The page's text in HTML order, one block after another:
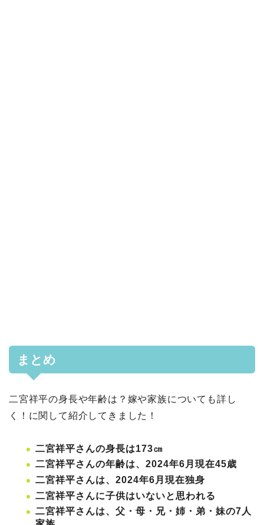
まとめ
二宮祥平の身長や年齢は？嫁や家族についても詳し
く！に関して紹介してきました！
二宮祥平さんの身長は173㎝
二宮祥平さんの年齢は、2024年6月現在45歳
二宮祥平さんは、2024年6月現在独身
二宮祥平さんに子供はいないと思われる
二宮祥平さんは、父・母・兄・姉・弟・妹の7人